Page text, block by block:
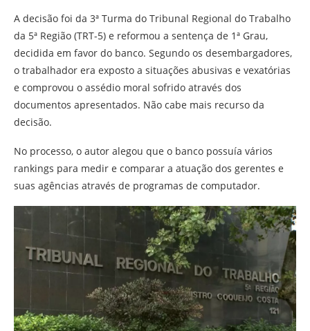
A decisão foi da 3ª Turma do Tribunal Regional do Trabalho
da 5ª Região (TRT-5) e reformou a sentença de 1ª Grau,
decidida em favor do banco. Segundo os desembargadores,
o trabalhador era exposto a situações abusivas e vexatórias
e comprovou o assédio moral sofrido através dos
documentos apresentados. Não cabe mais recurso da
decisão.
No processo, o autor alegou que o banco possuía vários
rankings para medir e comparar a atuação dos gerentes e
suas agências através de programas de computador.